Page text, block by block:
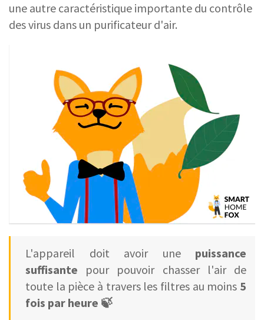
une autre caractéristique importante du contrôle
des virus dans un purificateur d'air.
L'appareil doit avoir une puissance
suffisante pour pouvoir chasser l'air de
toute la pièce à travers les filtres au moins 5
fois par heure 🍃